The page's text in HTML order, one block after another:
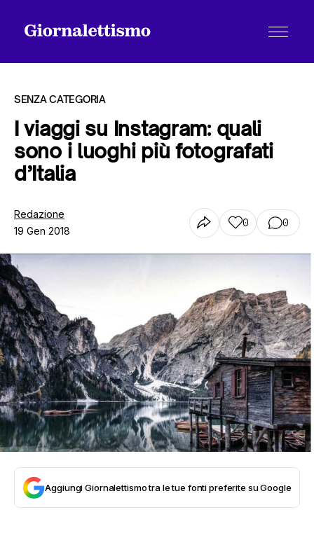
Tutti gli articoli
Chi siamo
Contatti
SENZA CATEGORIA
I viaggi su Instagram: quali
sono i luoghi più fotografati
d’Italia
Redazione
19 Gen 2018
0 0
Aggiungi Giornalettismo tra le tue fonti preferite su Google